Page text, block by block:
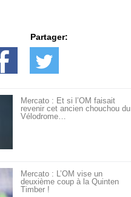
Partager:
Mercato : Et si l’OM faisait
revenir cet ancien chouchou du
Vélodrome…
Mercato : L’OM vise un
deuxième coup à la Quinten
Timber !